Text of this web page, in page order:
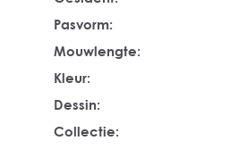
Pasvorm:
Mouwlengte:
Kleur:
Dessin:
Collectie: